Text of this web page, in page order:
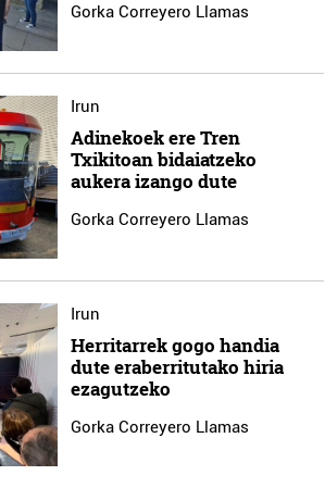
Gorka Correyero Llamas
Irun
Adinekoek ere Tren
Txikitoan bidaiatzeko
aukera izango dute
Gorka Correyero Llamas
Irun
Herritarrek gogo handia
dute eraberritutako hiria
ezagutzeko
Gorka Correyero Llamas